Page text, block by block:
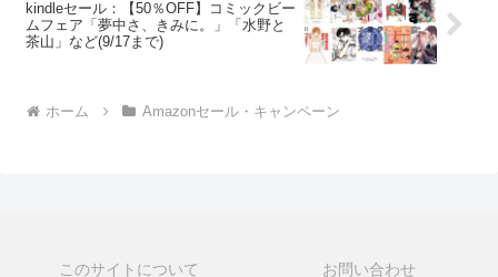
kindleセール：【50％OFF】コミックビー
ムフェア「夢中さ、きみに。」「水野と
茶山」など(9/17まで)
ホーム Amazonセール・キャンペーン
このサイトについて お問い合わせ